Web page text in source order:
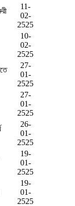
11-
02-
2525
10-
02-
2525
27-
01-
2525
27-
01-
2525
26-
01-
2525
19-
01-
2525
19-
01-
2525